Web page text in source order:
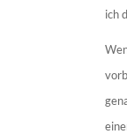
ich